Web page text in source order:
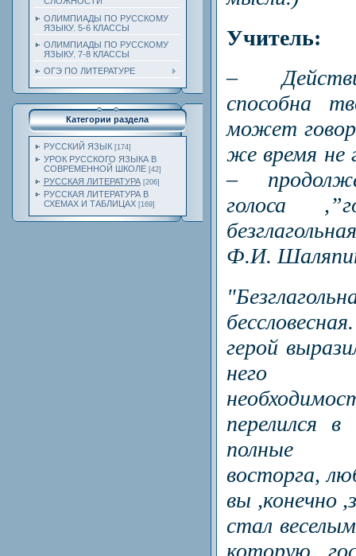
ОЛИМПИАДЫ ПО РУССКОМУ
ЯЗЫКУ. 5-6 КЛАССЫ
ОЛИМПИАДЫ ПО РУССКОМУ
ЯЗЫКУ. 7-8 КЛАССЫ
ОГЭ ПО ЛИТЕРАТУРЕ
Категории раздела
РУССКИЙ ЯЗЫК [174]
УРОК РУССКОГО ЯЗЫКА В
СОВРЕМЕННОЙ ШКОЛЕ [42]
РУССКАЯ ЛИТЕРАТУРА [206]
РУССКАЯ ЛИТЕРАТУРА В
СХЕМАХ И ТАБЛИЦАХ [169]
Учитель:
–
способна
может
же время не
–
голоса
Ф.И.
герой
него
перелился
полные
восторга,
вы ,конечно
стал
которую